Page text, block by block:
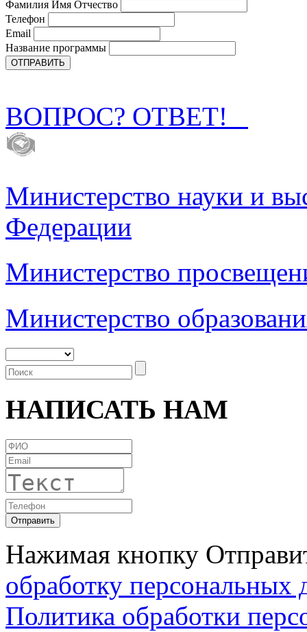
Фамилия Имя Отчество
Телефон
Email
Название программы
ВОПРОС? ОТВЕТ!
Министерство науки и
Федерации
Министерство
Министерство
НАПИСАТЬ НАМ
Нажимая кнопку
обработку персональных
Политика обработки